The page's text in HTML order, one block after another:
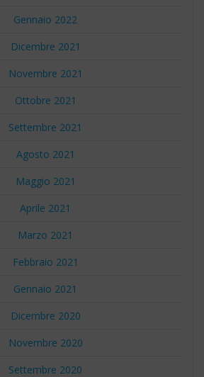
Gennaio 2022
Dicembre 2021
Novembre 2021
Ottobre 2021
Settembre 2021
Agosto 2021
Maggio 2021
Aprile 2021
Marzo 2021
Febbraio 2021
Gennaio 2021
Dicembre 2020
Novembre 2020
Settembre 2020